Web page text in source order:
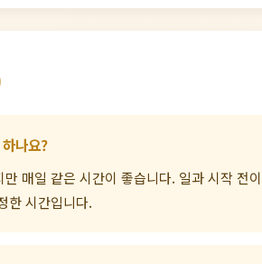
나요?
매일 같은 시간이 좋습니다. 일과 시작 전
한 시간입니다.